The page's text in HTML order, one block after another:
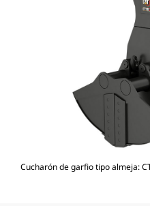
Cucharón de garfio tipo almeja: